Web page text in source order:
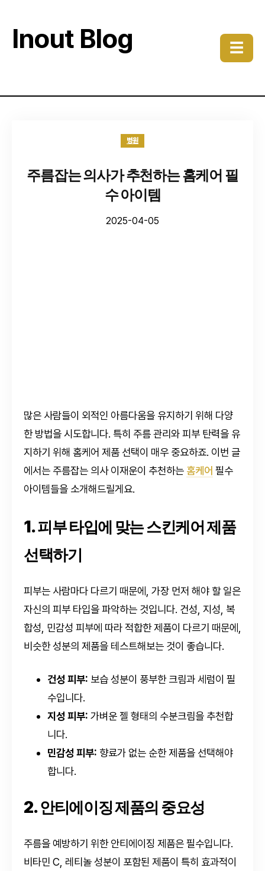
Inout Blog ☰
병원
주름잡는 의사가 추천하는 홈케어 필
수 아이템
2025-04-05
많은 사람들이 외적인 아름다움을 유지하기 위해 다양
한 방법을 시도합니다. 특히 주름 관리와 피부 탄력을 유
지하기 위해 홈케어 제품 선택이 매우 중요하죠. 이번 글
에서는 주름잡는 의사 이재운이 추천하는 홈케어 필수
아이템들을 소개해드릴게요.
1. 피부 타입에 맞는 스킨케어 제품
선택하기
피부는 사람마다 다르기 때문에, 가장 먼저 해야 할 일은
자신의 피부 타입을 파악하는 것입니다. 건성, 지성, 복
합성, 민감성 피부에 따라 적합한 제품이 다르기 때문에,
비슷한 성분의 제품을 테스트해보는 것이 좋습니다.
건성 피부: 보습 성분이 풍부한 크림과 세럼이 필
수입니다.
지성 피부: 가벼운 젤 형태의 수분크림을 추천합
니다.
민감성 피부: 향료가 없는 순한 제품을 선택해야
합니다.
2. 안티에이징 제품의 중요성
주름을 예방하기 위한 안티에이징 제품은 필수입니다.
비타민 C, 레티놀 성분이 포함된 제품이 특히 효과적이